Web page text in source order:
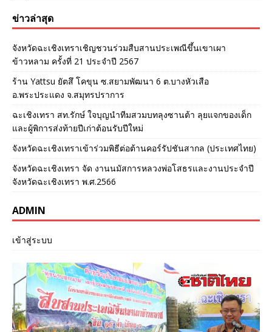
ข่าวล่าสุด
จังหวัดฉะเชิงเทราเชิญชวนร่วมสืบสานประเพณีขึ้นเขาเผา
ข้าวหลาม ครั้งที่ 21 ประจำปี 2567
ร้าน Yattsu ยัตสึ โคขุน ซ.สยามพัฒนา 6 ต.บางหัวเสือ
อ.พระประแดง จ.สมุทรปราการ
ฉะเชิงเทรา สท.รักษ์ ใจบุญนำทีมสวมบทลุงซานต้า ลุยแจกของเด็ก
และผู้พิการส่งท้ายปีเก่าต้อนรับปีใหม่
จังหวัดฉะเชิงเทราเข้าร่วมพิธีต่อต้านคอร์รัปชันสากล (ประเทศไทย)
จังหวัดฉะเชิงเทรา จัด งานนมัสการหลวงพ่อโสธรและงานประจำปี
จังหวัดฉะเชิงเทรา พ.ศ.2566
ADMIN
เข้าสู่ระบบ